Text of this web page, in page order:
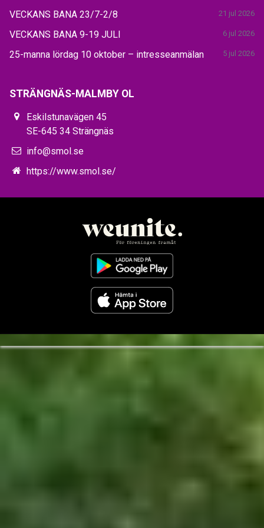
VECKANS BANA 23/7-2/8 21 jul 2026
VECKANS BANA 9-19 JULI 6 jul 2026
25-manna lördag 10 oktober – intresseanmälan 5 jul 2026
STRÄNGNÄS-MALMBY OL
Eskilstunavägen 45
SE-645 34 Strängnäs
info@smol.se
https://www.smol.se/